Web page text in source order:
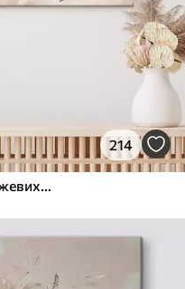
214
абстрактний букет півоній в рожевих тонах